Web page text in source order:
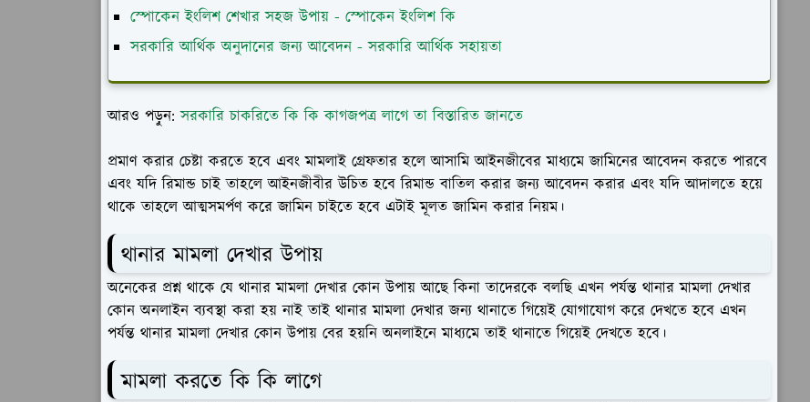
স্পোকেন ইংলিশ শেখার সহজ উপায় - স্পোকেন ইংলিশ কি
সরকারি আর্থিক অনুদানের জন্য আবেদন - সরকারি আর্থিক সহায়তা
আরও পড়ুন:সরকারি চাকরিতে কি কি কাগজপত্র লাগে তা বিস্তারিত জানতে
প্রমাণ করার চেষ্টা করতে হবে এবং মামলাই গ্রেফতার হলে আসামি আইনজীবের মাধ্যমে জামিনের আবেদন করতে পারবে
এবং যদি রিমান্ড চাই তাহলে আইনজীবীর উচিত হবে রিমান্ড বাতিল করার জন্য আবেদন করার এবং যদি আদালতে হয়ে
থাকে তাহলে আত্মসমর্পণ করে জামিন চাইতে হবে এটাই মূলত জামিন করার নিয়ম।
থানার মামলা দেখার উপায়
অনেকের প্রশ্ন থাকে যে থানার মামলা দেখার কোন উপায় আছে কিনা তাদেরকে বলছি এখন পর্যন্ত থানার মামলা দেখার
কোন অনলাইন ব্যবস্থা করা হয় নাই তাই থানার মামলা দেখার জন্য থানাতে গিয়েই যোগাযোগ করে দেখতে হবে এখন
পর্যন্ত থানার মামলা দেখার কোন উপায় বের হয়নি অনলাইনে মাধ্যমে তাই থানাতে গিয়েই দেখতে হবে।
মামলা করতে কি কি লাগে